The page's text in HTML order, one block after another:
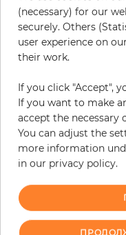
19% НДС включительно +
Цена за м² - 13,20 €
Do you need glue?
−
В связи с различными
характеристиками
(necessary) for our
securely. Others
user experience on
their work.
If you click "Accept",
If you want to make
accept the necessary
You can adjust the
more information
in our privacy policy.